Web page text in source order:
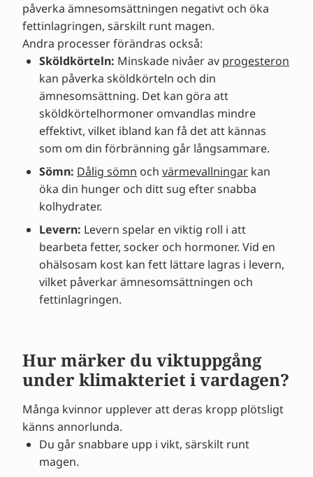
påverka ämnesomsättningen negativt och öka
fettinlagringen, särskilt runt magen.
Andra processer förändras också:
Sköldkörteln: Minskade nivåer av progesteron
kan påverka sköldkörteln och din
ämnesomsättning. Det kan göra att
sköldkörtelhormoner omvandlas mindre
effektivt, vilket ibland kan få det att kännas
som om din förbränning går långsammare.
Sömn: Dålig sömn och värmevallningar kan
öka din hunger och ditt sug efter snabba
kolhydrater.
Levern: Levern spelar en viktig roll i att
bearbeta fetter, socker och hormoner. Vid en
ohälsosam kost kan fett lättare lagras i levern,
vilket påverkar ämnesomsättningen och
fettinlagringen.
Hur märker du viktuppgång
under klimakteriet i vardagen?
Många kvinnor upplever att deras kropp plötsligt
känns annorlunda.
Du går snabbare upp i vikt, särskilt runt
magen.